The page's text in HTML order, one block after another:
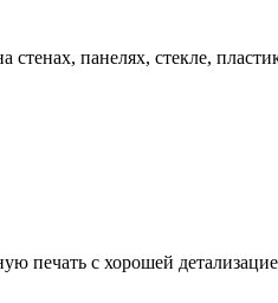
панелях, стекле,
печать с хорошей